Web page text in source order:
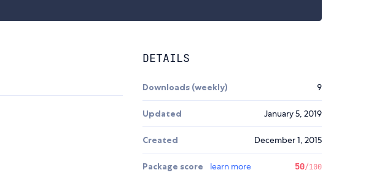
DETAILS
Downloads (weekly) 9
Updated January 5, 2019
Created December 1, 2015
Package score learn more 50/100